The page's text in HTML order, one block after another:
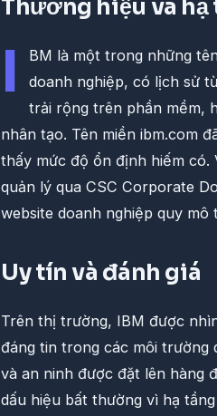
Thương hiệu và hạ
I
BM là một trong những
doanh nghiệp, có lịch sử
trải rộng trên phần mềm,
nhân tạo. Tên miền ibm.com
thấy mức độ ổn định hiếm có.
quản lý qua CSC Corporate
website doanh nghiệp quy mô
Uy tín và đánh giá
Trên thị trường, IBM được
đáng tin trong các môi trường
và an ninh được đặt lên hàng
dấu hiệu bất thường vì hạ